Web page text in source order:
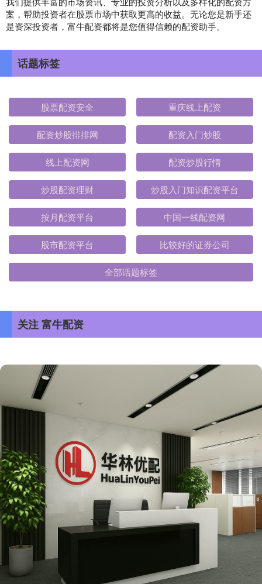
案，帮助投资者在股票市场中获取更高的收益。无论您是新手还
是资深投资者，富牛配资都将是您值得信赖的配资助手。
话题标签
股票配资安全 重庆线上配资
配资炒股排排网 配资入门炒股
线上配资网 配资炒股行情
炒股配资理财 炒股入门知识配资平台
按月配资平台 中国一线配资网
股市配资平台 比较好的证券公司
全部话题标签
关注 富牛配资